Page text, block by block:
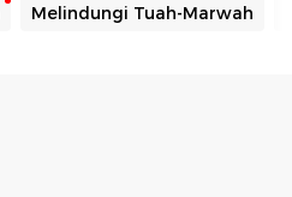
Melindungi Tuah-Marwah